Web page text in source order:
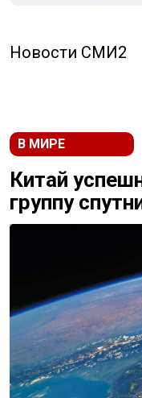
Новости СМИ2
В МИРЕ
Китай
группу